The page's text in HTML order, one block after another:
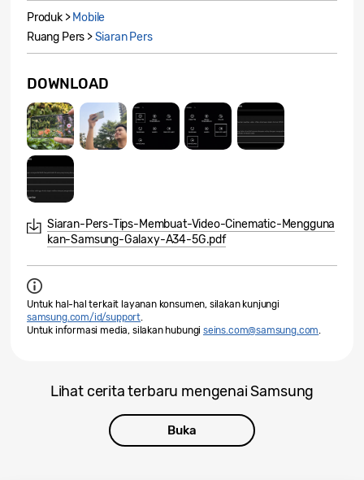
Produk > Mobile
Ruang Pers >Siaran Pers
DOWNLOAD
Siaran-Pers-Tips-Membuat-Video-Cinematic-Mengguna
kan-Samsung-Galaxy-A34-5G.pdf
Untuk hal-hal terkait layanan konsumen, silakan kunjungi
samsung.com/id/support.
Untuk informasi media, silakan hubungi seins.com@samsung.com.
Lihat cerita terbaru mengenai Samsung
Buka